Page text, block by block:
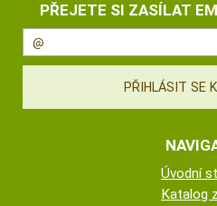
PŘEJETE SI ZASÍLAT
Úvodní
Katalog